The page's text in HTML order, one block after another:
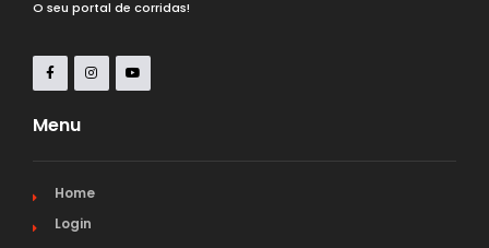
O seu portal de corridas!
Menu
Home
Login